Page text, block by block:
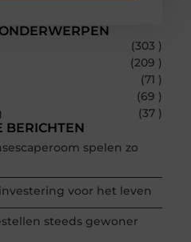
(303 )
(209 )
(71 )
(69 )
(37 )
BERICHTEN
spelen zo
voor het leven
steeds gewoner